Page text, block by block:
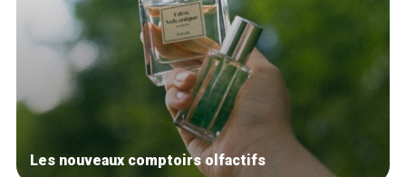
Les nouveaux comptoirs olfactifs